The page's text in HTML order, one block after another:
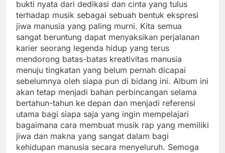
bukti nyata dari dedikasi dan cinta yang tulus
terhadap musik sebagai sebuah bentuk ekspresi
jiwa manusia yang paling murni. Kita semua
sangat beruntung dapat menyaksikan perjalanan
karier seorang legenda hidup yang terus
mendorong batas-batas kreativitas manusia
menuju tingkatan yang belum pernah dicapai
sebelumnya oleh siapa pun di bidang ini. Album ini
akan tetap menjadi bahan perbincangan selama
bertahun-tahun ke depan dan menjadi referensi
utama bagi siapa saja yang ingin mempelajari
bagaimana cara membuat musik rap yang memiliki
jiwa dan makna yang sangat dalam bagi
kehidupan manusia secara menyeluruh. Semoga